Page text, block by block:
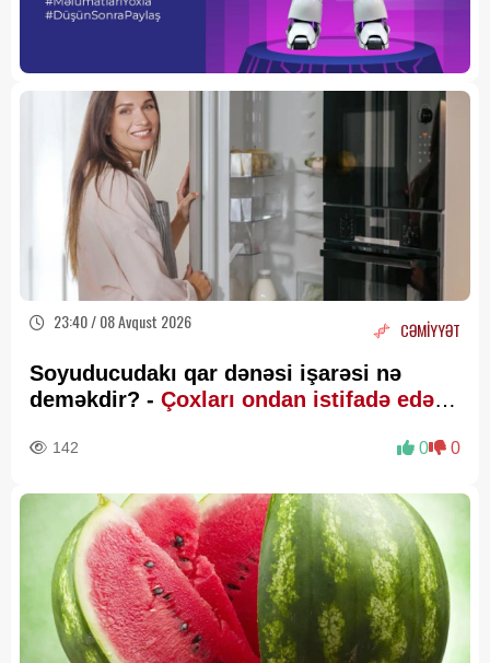
23:40 / 08 Avqust 2026 CƏMİYYƏT
Soyuducudakı qar dənəsi işarəsi nə
deməkdir? - Çoxları ondan istifadə edə
142 0 0